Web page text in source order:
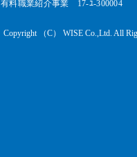
有料職業紹介事業 17-ﾕ-300004
Copyright （C） WISE Co.,Ltd. All